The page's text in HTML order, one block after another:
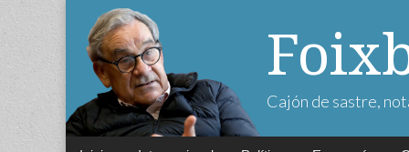
Cajón de sastre,
Main
Skip